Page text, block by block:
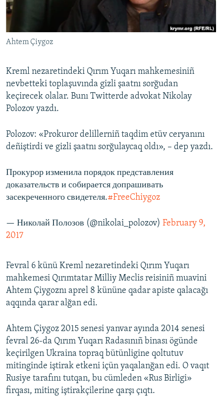
Русский
Українською
RFE/RS bütün saytları
Ahtem Çiygoz
Kreml nezaretindeki Qırım Yuqarı mahkemesiniñ
nevbetteki toplaşuvında gizli şaatnı sorğudan
keçirecek olalar. Bunı Twitterde advokat Nikolay
Polozov yazdı.
Polozov: «Prokuror delillerniñ taqdim etüv ceryanını
deñiştirdi ve gizli şaatnı sorğulaycaq oldı», – dep yazdı.
Прокурор изменила порядок представления
доказательств и собирается допрашивать
засекреченного свидетеля.#FreeChiygoz
— Николай Полозов (@nikolai_polozov) February 9,
2017
Fevral 6 künü Kreml nezaretindeki Qırım Yuqarı
mahkemesi Qırımtatar Milliy Meclis reisiniñ muavini
Ahtem Çiygoznı aprel 8 kününe qadar apiste qalacağı
aqqında qarar alğan edi.
Ahtem Çiygoz 2015 senesi yanvar ayında 2014 senesi
fevral 26-da Qırım Yuqarı Radasınıñ binası ögünde
keçirilgen Ukraina topraq bütünligine qoltutuv
mitinginde iştirak etkeni içün yaqalanğan edi. O vaqıt
Rusiye tarafını tutqan, bu cümleden «Rus Birligi»
firqası, miting iştirakçilerine qarşı çıqtı.